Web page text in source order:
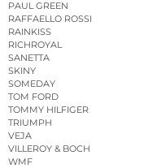
PAUL GREEN
RAFFAELLO ROSSI
RAINKISS
RICHROYAL
SANETTA
SKINY
SOMEDAY
TOM FORD
TOMMY HILFIGER
TRIUMPH
VEJA
VILLEROY & BOCH
WMF